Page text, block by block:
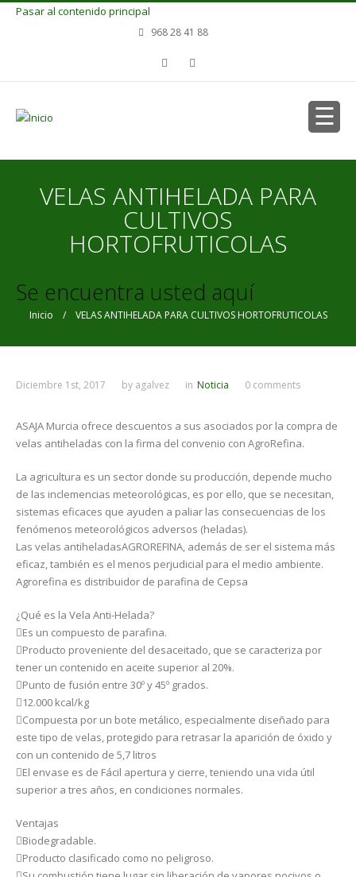
Pasar al contenido principal
968 28 41 88
VELAS ANTIHELADA PARA
CULTIVOS
HORTOFRUTICOLAS
Se encuentra usted aquí
Inicio / VELAS ANTIHELADA PARA CULTIVOS HORTOFRUTICOLAS
Diciembre 1st, 2017 by agalvez in Noticia 0 comments
ASAJA Murcia ofrece descuentos a sus asociados por la compra de
velas antiheladas con la firma del convenio con AgroRefina.
La agricultura es un sector donde su producción, depende mucho
de las inclemencias meteorológicas, es por ello, que se necesitan,
sistemas eficaces que ayuden a paliar las consecuencias de los
fenómenos meteorológicos adversos (heladas).
Las velas antiheladasAGROREFINA, además de ser el sistema más
eficaz, también es el menos perjudicial para el medio ambiente.
Agrorefina es distribuidor de parafina de Cepsa
¿Qué es la Vela Anti-Helada?
Es un compuesto de parafina.
Producto proveniente del desaceitado, que se caracteriza por
tener un contenido en aceite superior al 20%.
Punto de fusión entre 30º y 45º grados.
12.000 kcal/kg
Compuesta por un bote metálico, especialmente diseñado para
este tipo de velas, protegido para retrasar la aparición de óxido y
con un contenido de 5,7 litros
El envase es de Fácil apertura y cierre, teniendo una vida útil
superior a tres años, en condiciones normales.
Ventajas
Biodegradable.
Producto clasificado como no peligroso.